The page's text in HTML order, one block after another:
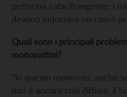
pettorina catarifrangente; i
devono indossare un casco
Quali sono i principali
monopattini?
“In questo momento, anche
non è ancora così diffuso, il